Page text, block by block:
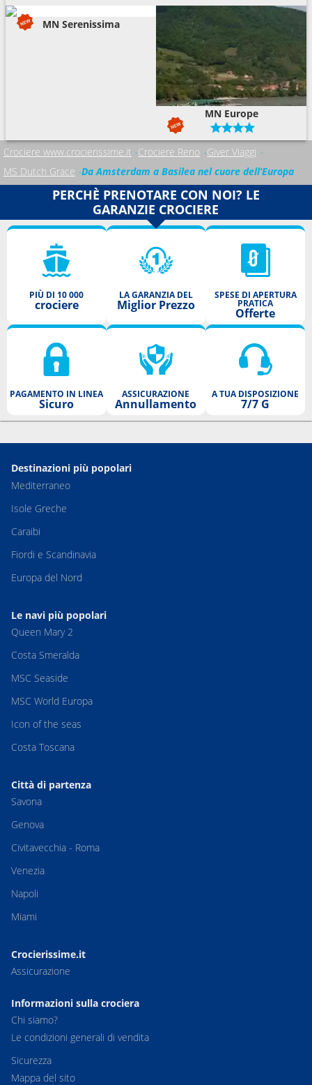
MN Serenissima
MN Europe
Crociere www.crocierissime.it Crociere Reno Giver Viaggi
MS Dutch Grace Da Amsterdam a Basilea nel cuore dell’Europa
PERCHÈ PRENOTARE CON NOI? LE
GARANZIE CROCIERE
PIÙ DI 10 000
crociere
LA GARANZIA DEL
Miglior Prezzo
SPESE DI APERTURA
PRATICA
Offerte
PAGAMENTO IN LINEA
Sicuro
ASSICURAZIONE
Annullamento
A TUA DISPOSIZIONE
7/7 G
Destinazioni più popolari
Mediterraneo
Isole Greche
Caraibi
Fiordi e Scandinavia
Europa del Nord
Le navi più popolari
Queen Mary 2
Costa Smeralda
MSC Seaside
MSC World Europa
Icon of the seas
Costa Toscana
Città di partenza
Savona
Genova
Civitavecchia - Roma
Venezia
Napoli
Miami
Crocierissime.it
Assicurazione
Informazioni sulla crociera
Chi siamo?
Le condizioni generali di vendita
Sicurezza
Mappa del sito